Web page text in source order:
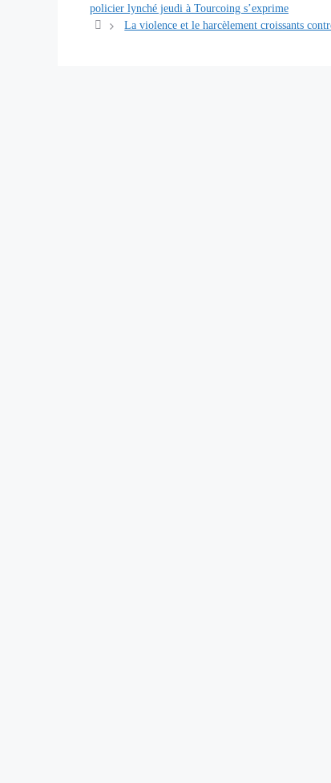
des
articles
policier lynché jeudi à Tourcoing s’exprime
La violence et le harcèlement croissants